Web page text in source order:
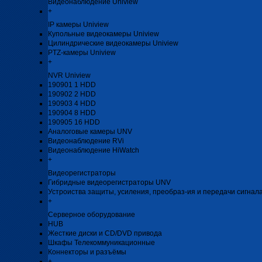
Видеонаблюдение Uniview
+
IP камеры Uniview
Купольные видеокамеры Uniview
Цилиндрические видеокамеры Uniview
PTZ-камеры Uniview
+
NVR Uniview
190901 1 HDD
190902 2 HDD
190903 4 HDD
190904 8 HDD
190905 16 HDD
Аналоговые камеры UNV
Видеонаблюдение RVi
Видеонаблюдение HiWatch
+
Видеорегистраторы
Гибридные видеорегистраторы UNV
Устроиства защиты, усиления, преобраз-ия и передачи
+
Серверное оборудование
HUB
Жесткие диски и CD/DVD привода
Шкафы Телекоммуникационные
Коннекторы и разъёмы